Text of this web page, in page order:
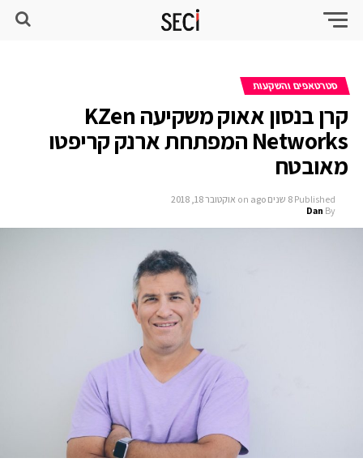
סטרטאפים והשקעות
קרן בנסון אאוק משקיעה KZen
Networks המפתחת ארנק קריפטו
מאובטח
Published 8 שנים ago on אוקטובר 18, 2018
By
Dan